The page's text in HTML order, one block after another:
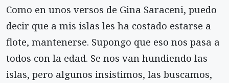
Como en unos versos de Gina Saraceni, puedo
decir que a mis islas les ha costado estarse a
flote, mantenerse. Supongo que eso nos pasa a
todos con la edad. Se nos van hundiendo las
islas, pero algunos insistimos, las buscamos,